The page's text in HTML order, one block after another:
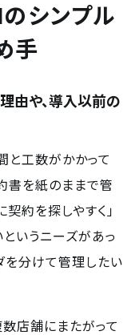
シンプル
手
や、導入以前の
と工数がかかって
書を紙のままで管
約を探しやすく」
というニーズがあっ
を分けて管理したい
店舗にまたがって